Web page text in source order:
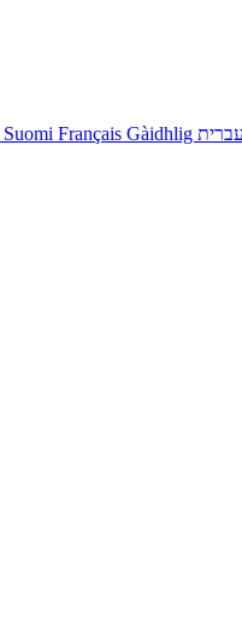
Suomi Français Gàidhlig